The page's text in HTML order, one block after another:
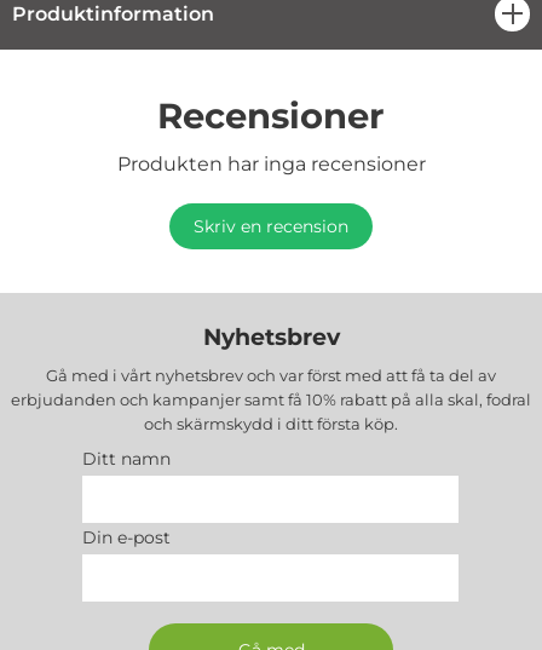
Produktinformation
Recensioner
Produkten har inga recensioner
Skriv en recension
Nyhetsbrev
Gå med i vårt nyhetsbrev och var först med att få ta del av
erbjudanden och kampanjer samt få 10% rabatt på alla skal, fodral
och skärmskydd i ditt första köp.
Ditt namn
Din e-post